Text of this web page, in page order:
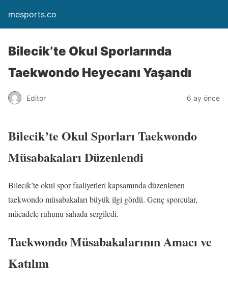
mesports.co
Bilecik’te Okul Sporlarında
Taekwondo Heyecanı Yaşandı
Editor 6 ay önce
Bilecik’te Okul Sporları Taekwondo
Müsabakaları Düzenlendi
Bilecik’te okul spor faaliyetleri kapsamında düzenlenen
taekwondo müsabakaları büyük ilgi gördü. Genç sporcular,
mücadele ruhunu sahada sergiledi.
Taekwondo Müsabakalarının Amacı ve
Katılım